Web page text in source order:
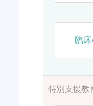
臨
特別支援教